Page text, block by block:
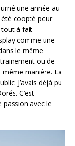
une année au
été coopté pour
tout à fait
comme une
le même
ou de
manière. La
J’avais déjà pu
C’est
avec le